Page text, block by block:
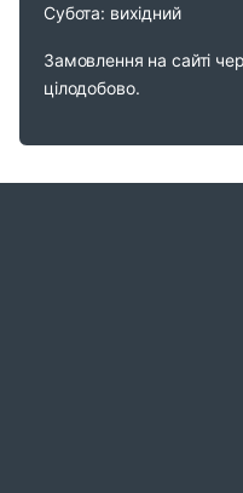
Субота: вихідний
Замовлення на сайті
цілодобово.